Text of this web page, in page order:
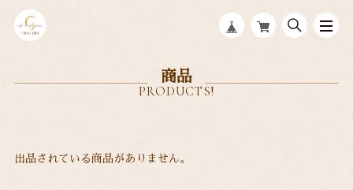
商品
出品されている商品がありません。